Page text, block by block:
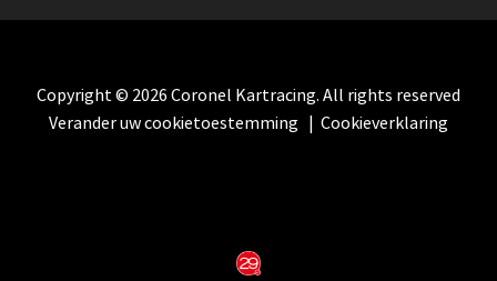
Copyright © 2026 Coronel Kartracing. All rights reserved
Verander uw cookietoestemming | Cookieverklaring